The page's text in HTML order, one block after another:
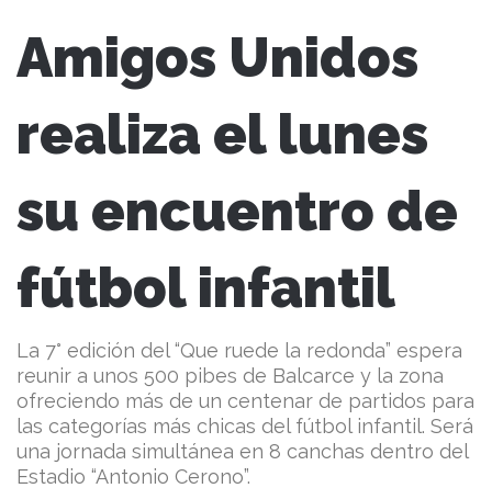
Amigos Unidos
realiza el lunes
su encuentro de
fútbol infantil
La 7° edición del “Que ruede la redonda” espera
reunir a unos 500 pibes de Balcarce y la zona
ofreciendo más de un centenar de partidos para
las categorías más chicas del fútbol infantil. Será
una jornada simultánea en 8 canchas dentro del
Estadio “Antonio Cerono”.